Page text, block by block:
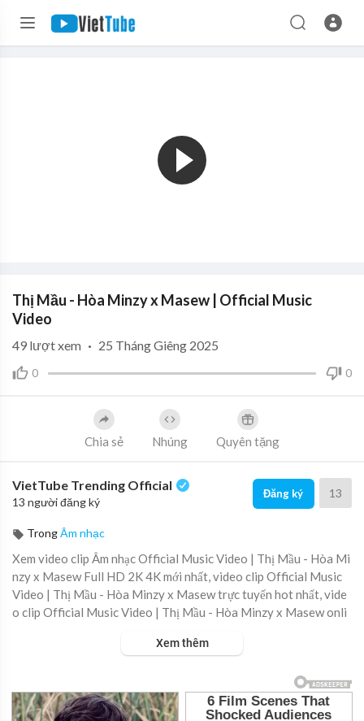
Thị Mầu - Hòa Minzy x Masew | Official Music
Video
0 0
49 lượt xem · 25 Tháng Giêng 2025
Chia sẻ Nhúng Quyên tặng
VietTube Trending Official
13 người đăng ký
Đăng ký 13
TrongÂm nhạc
Xem video clip Âm nhạc Official Music Video | Thị Mầu - Hòa Mi
nzy x Masew Full HD 2K 4K mới nhất, video clip Official Music
Video | Thị Mầu - Hòa Minzy x Masew trực tuyến hot nhất, vide
o clip Official Music Video | Thị Mầu - Hòa Minzy x Masew onli
Xem thêm